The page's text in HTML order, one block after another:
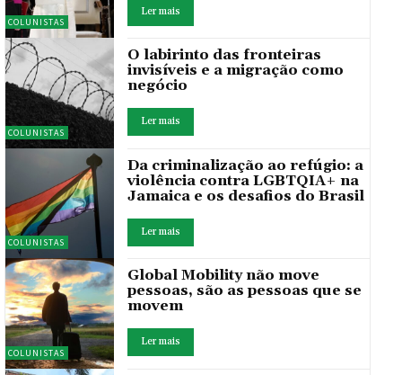
COLUNISTAS
Ler mais
COLUNISTAS
O labirinto das fronteiras
invisíveis e a migração como
negócio
Ler mais
COLUNISTAS
Da criminalização ao refúgio: a
violência contra LGBTQIA+ na
Jamaica e os desafios do Brasil
Ler mais
COLUNISTAS
Global Mobility não move
pessoas, são as pessoas que se
movem
Ler mais